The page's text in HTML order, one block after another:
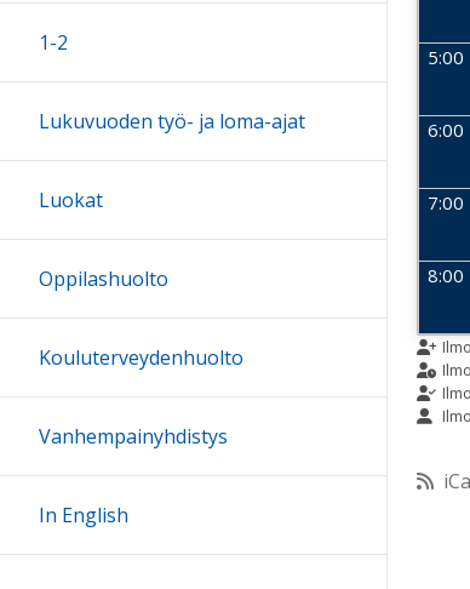
5:00
6:00
7:00
8:00
9:00
10:00
11:00
1-2
Lukuvuoden työ- ja loma-ajat
Luokat
Oppilashuolto
Kouluterveydenhuolto
Vanhempainyhdistys
In English